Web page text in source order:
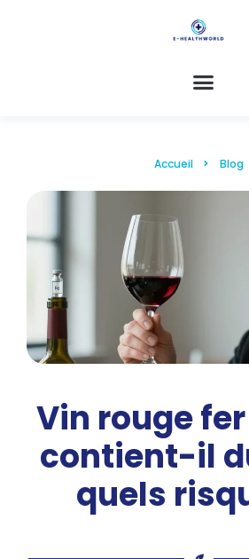
Accueil Blog
Vin rouge fer
contient-il
quels